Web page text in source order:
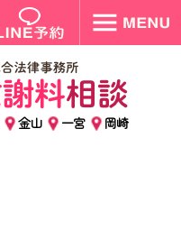
金山 一宮 岡崎